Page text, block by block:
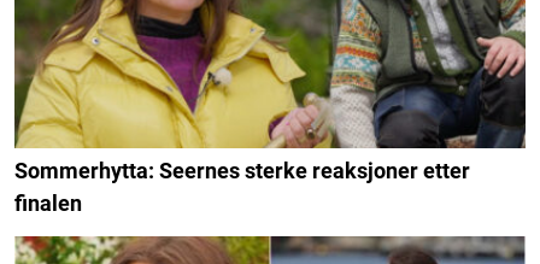
Sommerhytta: Seernes sterke reaksjoner etter
finalen